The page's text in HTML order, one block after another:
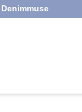
Denimmuse